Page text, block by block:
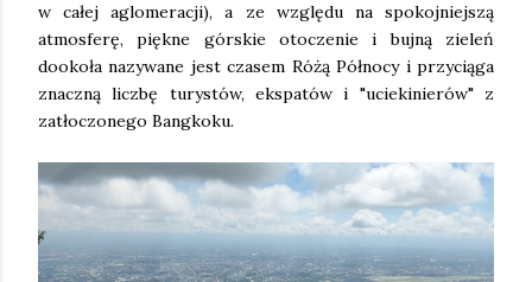
w całej aglomeracji), a ze względu na spokojniejszą
atmosferę, piękne górskie otoczenie i bujną zieleń
dookoła nazywane jest czasem Różą Północy i przyciąga
znaczną liczbę turystów, ekspatów i "uciekinierów" z
zatłoczonego Bangkoku.